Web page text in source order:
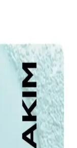
Bakım
saçlarınızda
parlak ve sağlıklı
ve